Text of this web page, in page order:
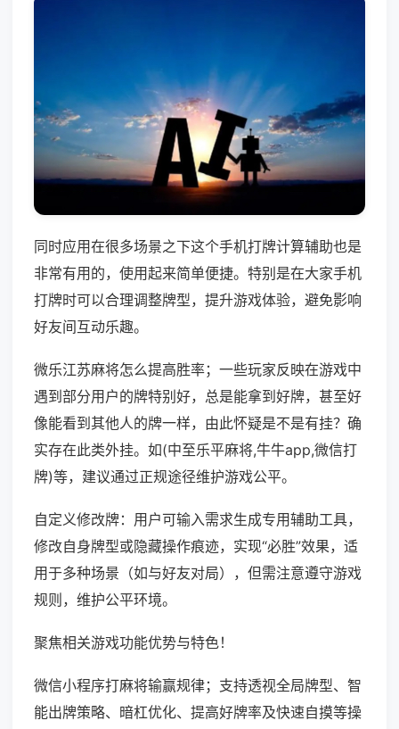
同时应用在很多场景之下这个手机打牌计算辅助也是
非常有用的，使用起来简单便捷。特别是在大家手机
打牌时可以合理调整牌型，提升游戏体验，避免影响
好友间互动乐趣。
微乐江苏麻将怎么提高胜率；一些玩家反映在游戏中
遇到部分用户的牌特别好，总是能拿到好牌，甚至好
像能看到其他人的牌一样，由此怀疑是不是有挂？确
实存在此类外挂。如(中至乐平麻将,牛牛app,微信打
牌)等，建议通过正规途径维护游戏公平。
自定义修改牌：用户可输入需求生成专用辅助工具，
修改自身牌型或隐藏操作痕迹，实现“必胜”效果，适
用于多种场景（如与好友对局），但需注意遵守游戏
规则，维护公平环境。
聚焦相关游戏功能优势与特色！
微信小程序打麻将输赢规律；支持透视全局牌型、智
能出牌策略、暗杠优化、提高好牌率及快速自摸等操